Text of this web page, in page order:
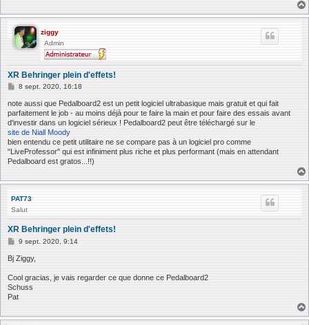
ziggy
Admin
XR Behringer plein d'effets!
M
s
s
g
e
8 sept. 2020, 16:18
note aussi que Pedalboard2 est un petit logiciel ultrabasique mais gratuit et qui fait
parfaitement le job - au moins déjà pour te faire la main et pour faire des essais avant
d'investir dans un logiciel sérieux ! Pedalboard2 peut être téléchargé sur le
site de Niall Moody
bien entendu ce petit utilitaire ne se compare pas à un logiciel pro comme
"LiveProfessor" qui est infiniment plus riche et plus performant (mais en attendant
Pedalboard est gratos...!!)
PAT73
Salut
XR Behringer plein d'effets!
M
s
g
e
9 sept. 2020, 9:14
Bj Ziggy,
Cool gracias, je vais regarder ce que donne ce Pedalboard2
Schuss
Pat